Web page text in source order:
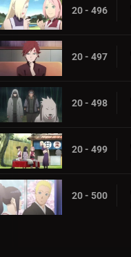
20 - 496
20 - 497
20 - 498
20 - 499
20 - 500